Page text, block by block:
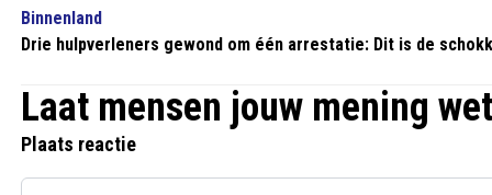
Binnenland
Drie hulpverleners gewond om één arrestatie: Dit is de
Laat mensen jouw mening
Plaats reactie